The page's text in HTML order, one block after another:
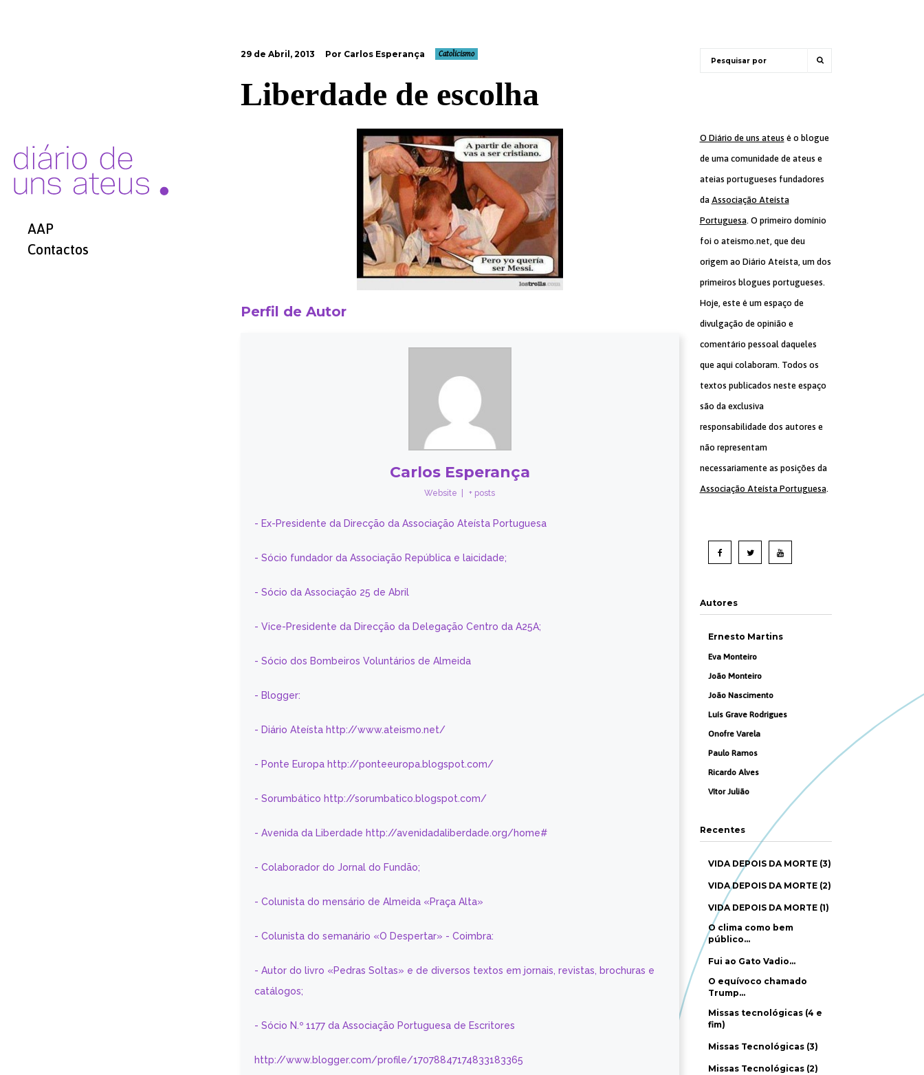
AAP
Contactos
29 de Abril, 2013 Por Carlos Esperança Catolicismo
Liberdade de escolha
Perfil de Autor
Carlos Esperança
Website + posts
- Ex-Presidente da Direcção da Associação Ateísta Portuguesa
- Sócio fundador da Associação República e laicidade;
- Sócio da Associação 25 de Abril
- Vice-Presidente da Direcção da Delegação Centro da A25A;
- Sócio dos Bombeiros Voluntários de Almeida
- Blogger:
- Diário Ateísta http://www.ateismo.net/
- Ponte Europa http://ponteeuropa.blogspot.com/
- Sorumbático http://sorumbatico.blogspot.com/
- Avenida da Liberdade http://avenidadaliberdade.org/home#
- Colaborador do Jornal do Fundão;
- Colunista do mensário de Almeida «Praça Alta»
- Colunista do semanário «O Despertar» - Coimbra:
- Autor do livro «Pedras Soltas» e de diversos textos em jornais, revistas, brochuras e
catálogos;
- Sócio N.º 1177 da Associação Portuguesa de Escritores
http://www.blogger.com/profile/17078847174833183365
O Diário de uns ateus é o blogue
de uma comunidade de ateus e
ateias portugueses fundadores
da Associação Ateísta
Portuguesa. O primeiro domínio
foi o ateismo.net, que deu
origem ao Diário Ateísta, um dos
primeiros blogues portugueses.
Hoje, este é um espaço de
divulgação de opinião e
comentário pessoal daqueles
que aqui colaboram. Todos os
textos publicados neste espaço
são da exclusiva
responsabilidade dos autores e
não representam
necessariamente as posições da
Associação Ateísta Portuguesa.
Autores
Ernesto Martins
Eva Monteiro
João Monteiro
João Nascimento
Luís Grave Rodrigues
Onofre Varela
Paulo Ramos
Ricardo Alves
Vítor Julião
Recentes
VIDA DEPOIS DA MORTE (3)
VIDA DEPOIS DA MORTE (2)
VIDA DEPOIS DA MORTE (1)
O clima como bem
público…
Fui ao Gato Vadio…
O equívoco chamado
Trump…
Missas tecnológicas (4 e
fim)
Missas Tecnológicas (3)
Missas Tecnológicas (2)